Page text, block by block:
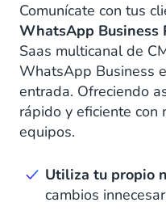
Comunícate con tus
WhatsApp Business
Saas multicanal de
WhatsApp Business
entrada. Ofreciendo
rápido y eficiente con
equipos.
Utiliza tu propio
cambios